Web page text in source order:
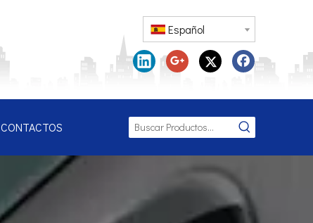
Español
CONTACTOS